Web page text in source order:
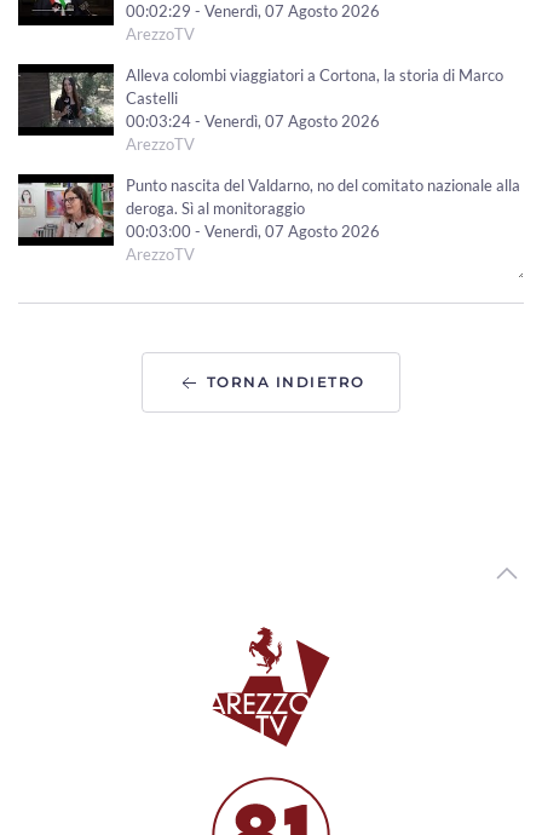
00:02:29 - Venerdì, 07 Agosto 2026
ArezzoTV
Alleva colombi viaggiatori a Cortona, la storia di Marco
Castelli
00:03:24 - Venerdì, 07 Agosto 2026
ArezzoTV
Punto nascita del Valdarno, no del comitato nazionale alla
deroga. Sì al monitoraggio
00:03:00 - Venerdì, 07 Agosto 2026
ArezzoTV
Asilo nido “Ambarabà” di Soci, a settembre la riapertura
00:02:20 - Mercoledì, 05 Agosto 2026
Tragedia in A1, l'assessore Boni: “Regione impegnata sul
Pericolo incendi, l'ordinanza in vigore nel Parco Nazionale
TORNA INDIETRO